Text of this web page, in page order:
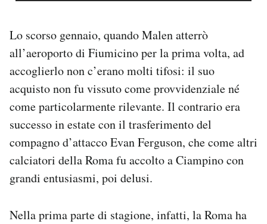
Lo scorso gennaio, quando Malen atterrò
all’aeroporto di Fiumicino per la prima volta, ad
accoglierlo non c’erano molti tifosi: il suo
acquisto non fu vissuto come provvidenziale né
come particolarmente rilevante. Il contrario era
successo in estate con il trasferimento del
compagno d’attacco Evan Ferguson, che come altri
calciatori della Roma fu accolto a Ciampino con
grandi entusiasmi, poi delusi.
Nella prima parte di stagione, infatti, la Roma ha